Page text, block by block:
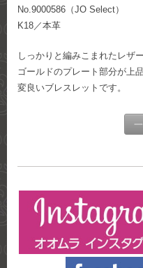
No.9000586（JO Select）
K18／本革
しっかりと編みこまれたレザ
ゴールドのプレート部分が上
変良いブレスレットです。